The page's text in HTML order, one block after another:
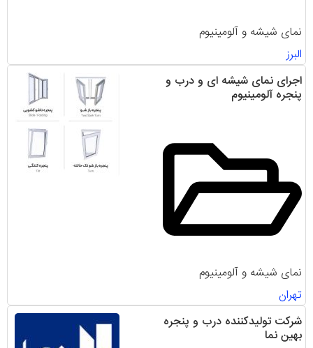
نمای شیشه و آلومینیوم
البرز
اجرای نمای شیشه ای و درب و
پنجره آلومینیوم
نمای شیشه و آلومینیوم
تهران
شرکت تولیدکننده درب و پنجره
بهین نما